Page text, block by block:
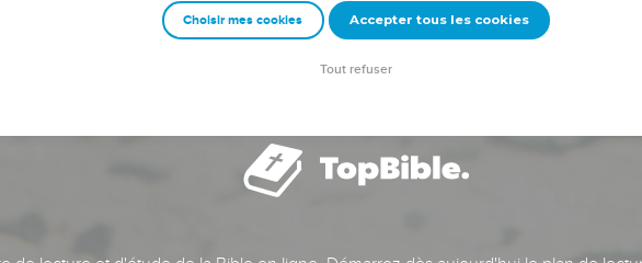
Choisir mes cookies Accepter tous les cookies
Tout refuser